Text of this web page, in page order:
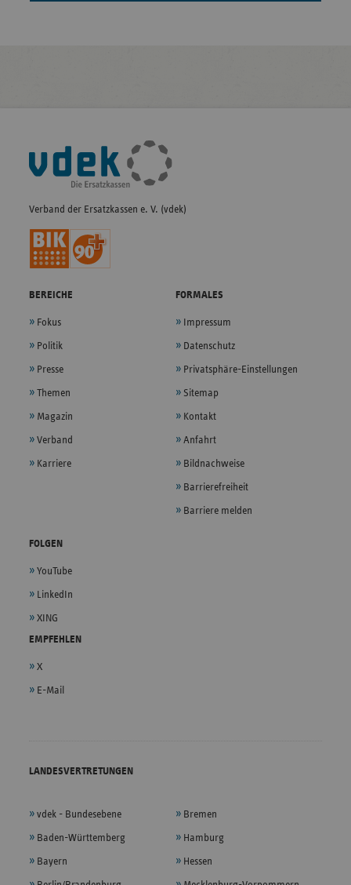
Fußleisten-
Navigation
Verband der Ersatzkassen e. V. (vdek)
BEREICHE
Fokus
Politik
Presse
Themen
Magazin
Verband
Karriere
FORMALES
Impressum
Datenschutz
Privatsphäre-Einstellungen
Sitemap
Kontakt
Anfahrt
Bildnachweise
Barrierefreiheit
Barriere melden
FOLGEN
YouTube
LinkedIn
XING
EMPFEHLEN
X
E-Mail
LANDESVERTRETUNGEN
vdek - Bundesebene
Baden-Württemberg
Bayern
Bremen
Hamburg
Hessen